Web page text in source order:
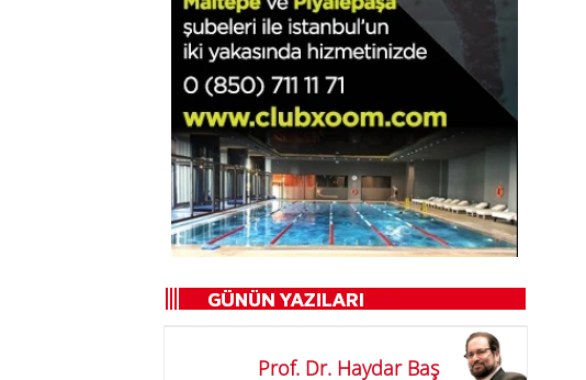
Prof. Dr. Haydar Baş